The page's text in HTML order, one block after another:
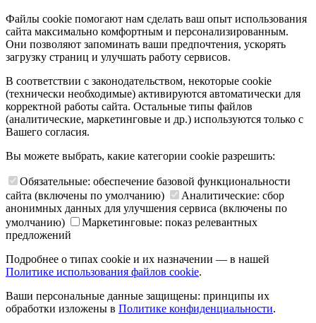
Файлы cookie помогают нам сделать ваш опыт использования
сайта максимально комфортным и персонализированным.
Они позволяют запоминать ваши предпочтения, ускорять
загрузку страниц и улучшать работу сервисов.
В соответствии с законодательством, некоторые cookie
(технически необходимые) активируются автоматически для
корректной работы сайта. Остальные типы файлов
(аналитические, маркетинговые и др.) используются только с
Вашего согласия.
Вы можете выбрать, какие категории cookie разрешить:
Обязательные: обеспечение базовой функциональности
сайта (включены по умолчанию)
Аналитические: сбор
анонимных данных для улучшения сервиса (включены по
умолчанию)
Маркетинговые: показ релевантных
предложений
Подробнее о типах cookie и их назначении — в нашей
Политике использования файлов cookie.
Ваши персональные данные защищены: принципы их
обработки изложены в Политике конфиденциальности.